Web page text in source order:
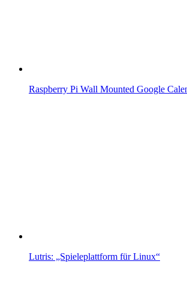
Raspberry Pi Wall Mounted Google
Lutris: „Spieleplattform für Linux“